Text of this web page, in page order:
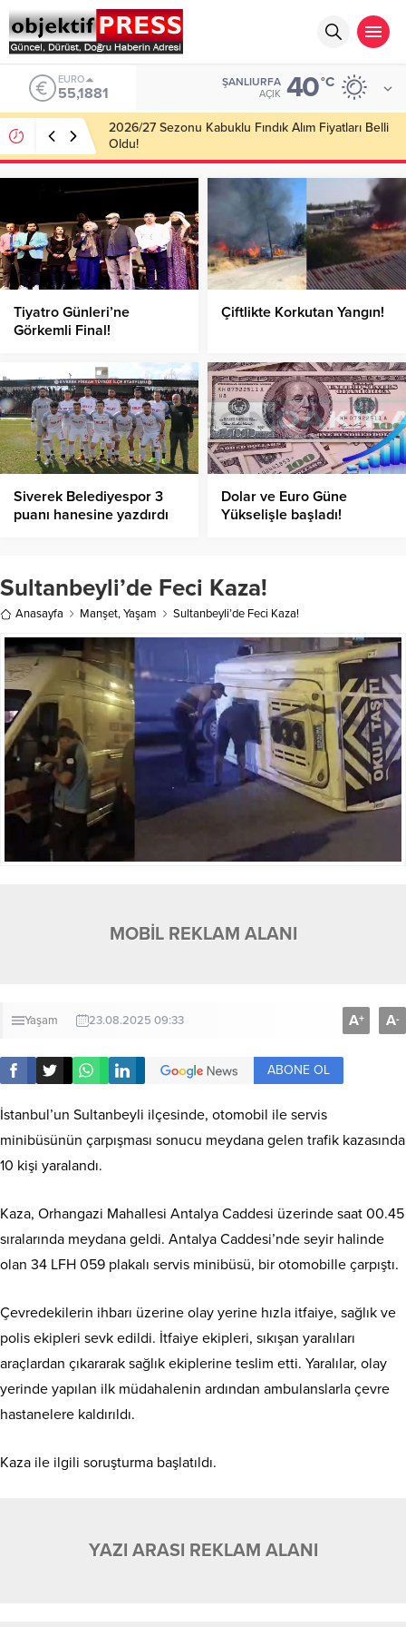
ALTIN
6.660,55
ŞANLIURFA
AÇIK 40°C
Haliliye Belediyesi Her Gün 4 Bin 898 Kişiye Sıcak
Yemek Ulaştırıyor!
Tiyatro Günleri’ne
Görkemli Final!
Çiftlikte Korkutan Yangın!
Siverek Belediyespor 3
puanı hanesine yazdırdı
Dolar ve Euro Güne
Yükselişle başladı!
Sultanbeyli’de Feci Kaza!
Anasayfa Manşet,Yaşam Sultanbeyli’de Feci Kaza!
MOBİL REKLAM ALANI
Yaşam 23.08.2025 09:33 A+ A-
ABONE OL
İstanbul’un Sultanbeyli ilçesinde, otomobil ile servis
minibüsünün çarpışması sonucu meydana gelen trafik kazasında
10 kişi yaralandı.
Kaza, Orhangazi Mahallesi Antalya Caddesi üzerinde saat 00.45
sıralarında meydana geldi. Antalya Caddesi’nde seyir halinde
olan 34 LFH 059 plakalı servis minibüsü, bir otomobille çarpıştı.
Çevredekilerin ihbarı üzerine olay yerine hızla itfaiye, sağlık ve
polis ekipleri sevk edildi. İtfaiye ekipleri, sıkışan yaralıları
araçlardan çıkararak sağlık ekiplerine teslim etti. Yaralılar, olay
yerinde yapılan ilk müdahalenin ardından ambulanslarla çevre
hastanelere kaldırıldı.
Kaza ile ilgili soruşturma başlatıldı.
YAZI ARASI REKLAM ALANI